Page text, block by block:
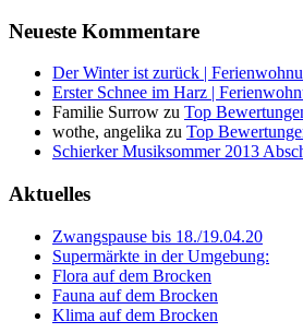
Neueste Kommentare
Der Winter ist zurück |
Erster Schnee im Harz |
Familie Surrow zu Top
wothe, angelika zu Top
Schierker Musiksommer 2013
Aktuelles
Zwangspause bis 18./19.04.20
Supermärkte in der Umgebung:
Flora auf dem Brocken
Fauna auf dem Brocken
Klima auf dem Brocken